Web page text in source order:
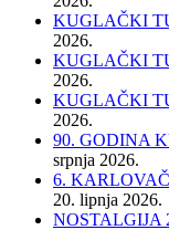
KUGLAČKI
2026.
KUGLAČKI
2026.
KUGLAČKI
2026.
90. GODINA
srpnja 2026.
6.
20. lipnja 2026.
NOSTALGIJA